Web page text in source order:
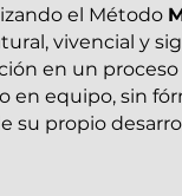
el Método
vivencial y
en un
en equipo, sin
su propio